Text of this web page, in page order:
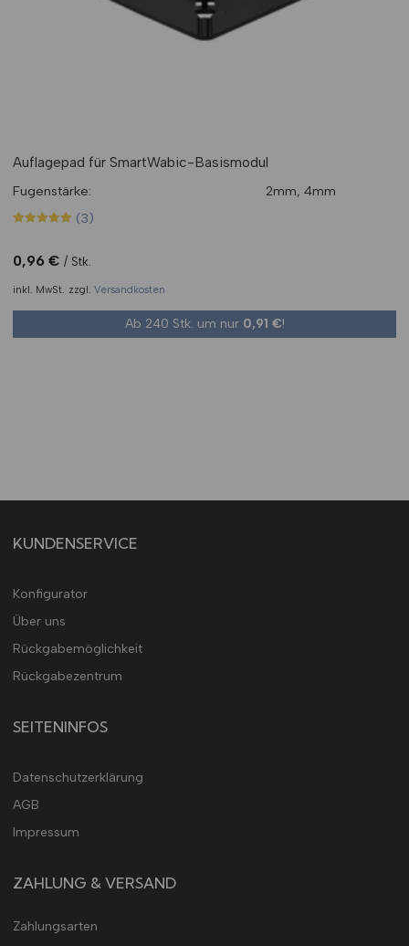
Auflagepad für SmartWabic-Basismodul
Fugenstärke: 2mm, 4mm
von 5,
basierend
Kundenbewertungen
(3)
0,96 € Stk.
inkl. MwSt. zzgl. Versandkosten
Ab 240 Stk. um nur 0,91 €!
KUNDENSERVICE
Konfigurator
Über uns
Rückgabemöglichkeit
Rückgabezentrum
SEITENINFOS
Datenschutzerklärung
AGB
Impressum
ZAHLUNG & VERSAND
Zahlungsarten